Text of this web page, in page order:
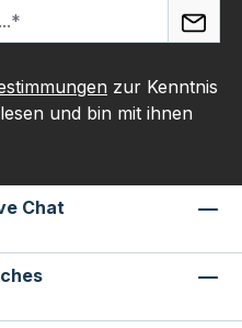
zur Kenntnis
und bin mit ihnen
Chat